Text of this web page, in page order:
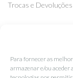
Para fornecer as
armazenar e/ou aceder
Trocas e Devoluções
Facebook
Instagram